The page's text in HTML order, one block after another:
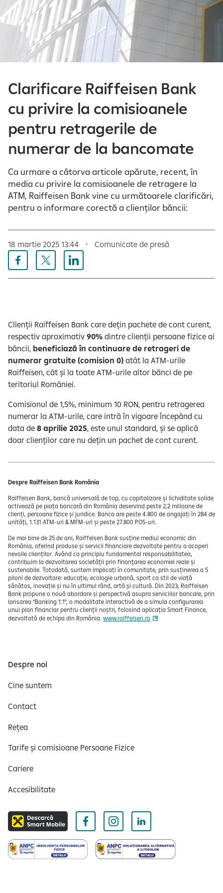
Clarificare Raiffeisen Bank
cu privire la comisioanele
pentru retragerile de
numerar de la bancomate
Ca urmare a câtorva articole apărute, recent, în
media cu privire la comisioanele de retragere la
ATM, Raiffeisen Bank vine cu următoarele clarificări,
pentru o informare corectă a clienților băncii:
18 martie 2025 13:44 Comunicate de presă
Clienții Raiffeisen Bank care dețin pachete de cont curent,
respectiv aproximativ 90% dintre clienții persoane fizice ai
băncii, beneficiază în continuare de retrageri de
numerar gratuite (comision 0) atât la ATM-urile
Raiffeisen, cât și la toate ATM-urile altor bănci de pe
teritoriul României.
Comisionul de 1,5%, minimum 10 RON, pentru retragerea
numerar la ATM-urile, care intră în vigoare începând cu
data de 8 aprilie 2025, este unul standard, și se aplică
doar clienților care nu dețin un pachet de cont curent.
Despre Raiffeisen Bank România
Raiffeisen Bank, bancă universală de top, cu capitalizare și lichiditate solide
activează pe piața bancară din România deservind peste 2,2 milioane de
clienți, persoane fizice și juridice. Banca are peste 4.800 de angajați în 284 de
unități, 1.131 ATM-uri & MFM-uri și peste 27.800 POS-uri.
De mai bine de 25 de ani, Raiffeisen Bank susține mediul economic din
România, oferind produse și servicii financiare dezvoltate pentru a acoperi
nevoile clienților. Având ca principiu fundamental responsabilitatea,
contribuim la dezvoltarea societății prin finanțarea economiei reale și
sustenabile. Totodată, suntem implicați în comunitate, prin susținerea a 5
piloni de dezvoltare: educație, ecologie urbană, sport ca stil de viață
sănătos, inovație și nu în ultimul rând, artă și cultură. Din 2023, Raiffeisen
Bank propune o nouă abordare și perspectivă asupra serviciilor bancare, prin
lansarea “Banking 1:1", o modalitate interactivă de a simula configurarea
unui plan financiar pentru clienții noștri, folosind aplicația Smart Finance,
dezvoltată de echipa din România. www.raiffeisen.ro
Despre noi
Cine suntem
Contact
Rețea
Tarife și comisioane Persoane Fizice
Cariere
Accesibilitate